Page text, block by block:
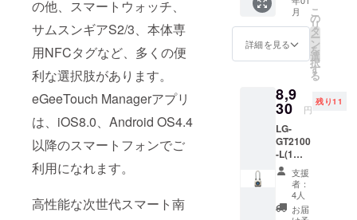
の他、スマートウォッチ、
サムスンギアS2/3、本体専
用NFCタグなど、多くの便
利な選択肢があります。
eGeeTouch Managerアプリ
は、iOS8.0、Android OS4.4
以降のスマートフォンでご
利用になれます。
高性能な次世代スマート南
格：
8,620円
（税
込）
⇒
（税
込）
月
詳細を見る
こ
の
リ
タ
ー
ン
を
選
択
す
る
8,9
30 円
残り11
LG-
GT2100
-L(1
台）
キャン
プファ
イヤ特
支援
者：
4人
お届